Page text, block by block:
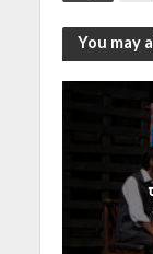
s
A
You may